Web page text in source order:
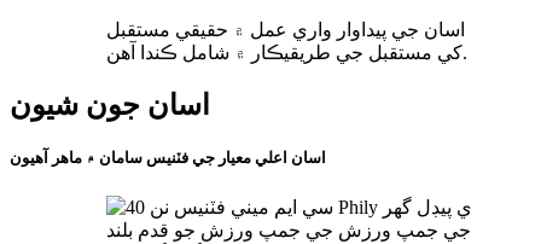
اسان جي پيداوار واري عمل ۾ حقيقي مستقبل
کي مستقبل جي طريقيڪار ۾ شامل ڪندا آهن.
اسان جون شيون
اسان اعلي معيار جي فٽنيس سامان ۾ ماهر آهيون